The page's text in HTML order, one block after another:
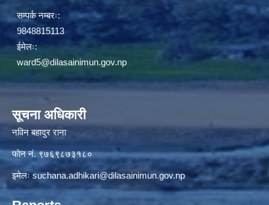
सम्पर्क नम्बरः:
9848815113
ईमेलः:
ward5@dilasainimun.gov.np
सूचना अधिकारी
नविन बहादुर राना
फाेन नं. ९७६९८७३१८०
इमेलःsuchana.adhikari@dilasainimun.gov.np